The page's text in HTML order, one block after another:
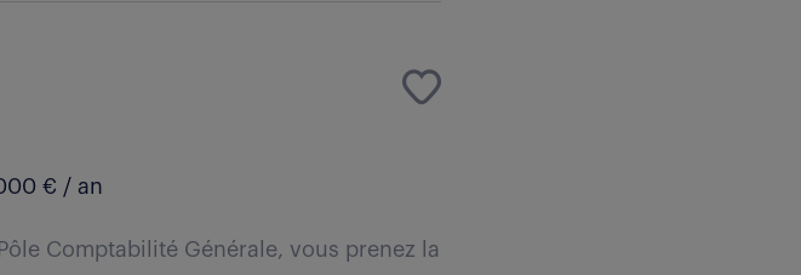
€ / an
Comptabilité Générale, vous prenez la